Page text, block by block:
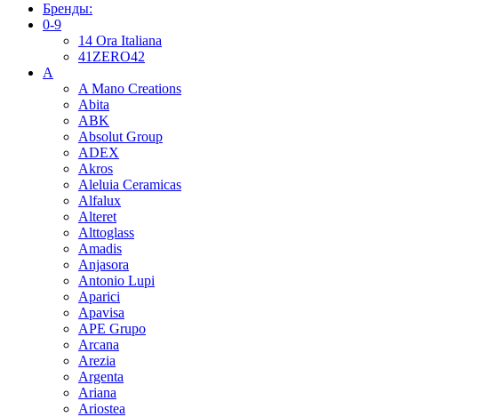
Бренды:
0-9
14 Ora Italiana
41ZERO42
A
A Mano Creations
Abita
ABK
Absolut Group
ADEX
Akros
Aleluia Ceramicas
Alfalux
Alteret
Alttoglass
Amadis
Anjasora
Antonio Lupi
Aparici
Apavisa
APE Grupo
Arcana
Arezia
Argenta
Ariana
Ariostea